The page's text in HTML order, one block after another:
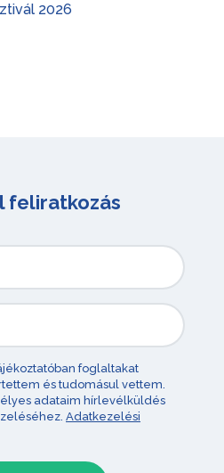
2026
feliratkozás
foglaltakat
és tudomásul vettem.
adataim hírlevélküldés
Adatkezelési